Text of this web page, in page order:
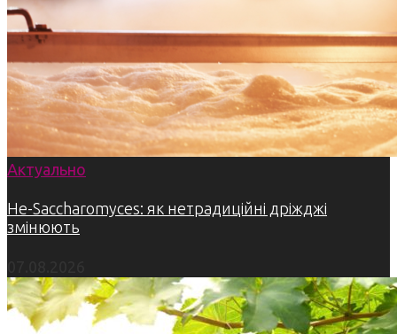
Актуально
Не-Saccharomyces: як нетрадиційні дріжджі
змінюють